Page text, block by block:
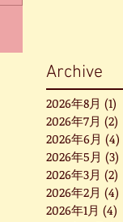
Archive
2026年8月 (1)
2026年7月 (2)
2026年6月 (4)
2026年5月 (3)
2026年3月 (2)
2026年2月 (4)
2026年1月 (4)